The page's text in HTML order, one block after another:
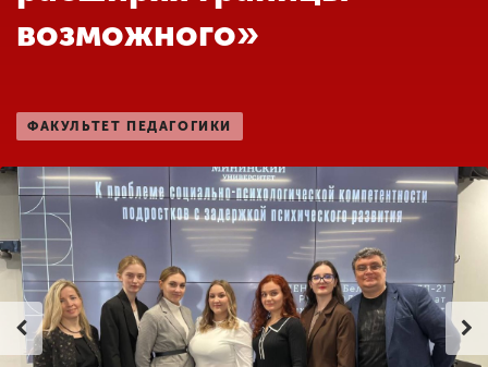
деятельности
Сведения об
образовательной
организации
ENG SPN CHI
возможного»
ФАКУЛЬТЕТ ПЕДАГОГИКИ